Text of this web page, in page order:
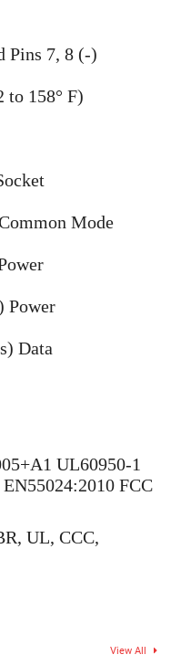
Pins 7, 8 (-)
to 158° F)
Mode
Power
Data
UL60950-1
FCC
UL, CCC,
View All